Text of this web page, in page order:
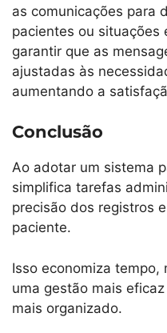
as comunicações para
pacientes ou situações
garantir que as
ajustadas às
aumentando a
Conclusão
Ao adotar um sistema
simplifica tarefas
precisão dos registros
paciente.
Isso economiza
uma gestão mais
mais organizado.